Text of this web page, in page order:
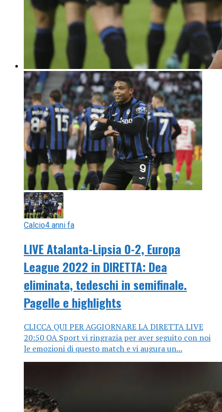
Calcio4 anni fa
LIVE Atalanta-Lipsia 0-2, Europa
League 2022 in DIRETTA: Dea
eliminata, tedeschi in semifinale.
Pagelle e highlights
CLICCA QUI PER AGGIORNARE LA DIRETTA LIVE
20:50 OA Sport vi ringrazia per aver seguito con noi
le emozioni di questo match e vi augura un...